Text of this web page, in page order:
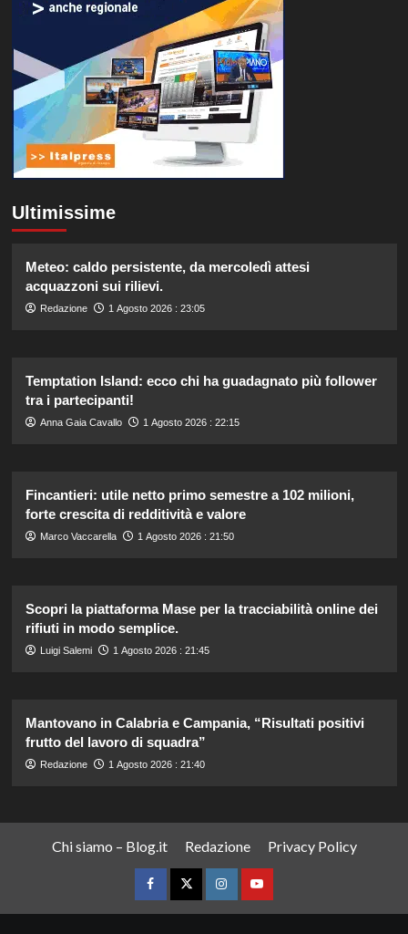
Ultimissime
Meteo: caldo persistente, da mercoledì attesi
acquazzoni sui rilievi.
Redazione 1 Agosto 2026 : 23:05
Temptation Island: ecco chi ha guadagnato più follower
tra i partecipanti!
Anna Gaia Cavallo 1 Agosto 2026 : 22:15
Fincantieri: utile netto primo semestre a 102 milioni,
forte crescita di redditività e valore
Marco Vaccarella 1 Agosto 2026 : 21:50
Scopri la piattaforma Mase per la tracciabilità online dei
rifiuti in modo semplice.
Luigi Salemi 1 Agosto 2026 : 21:45
Mantovano in Calabria e Campania, “Risultati positivi
frutto del lavoro di squadra”
Redazione 1 Agosto 2026 : 21:40
Chi siamo – Blog.it Redazione Privacy Policy
FacebookTwitterInstagramYouTube